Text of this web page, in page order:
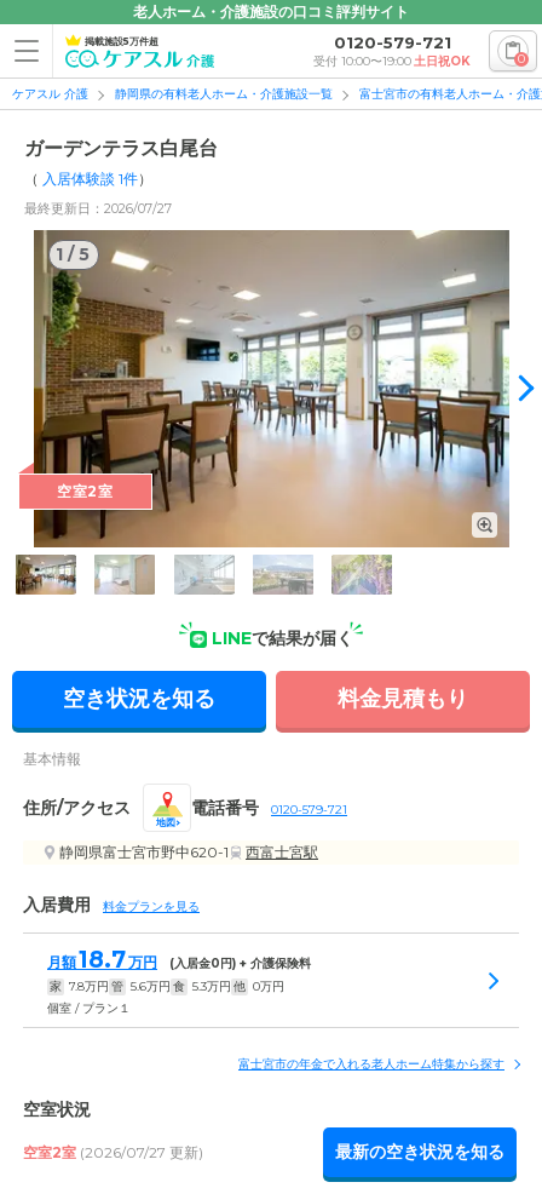
老人ホーム・介護施設の口コミ評判サイト
掲載施設5万件超 0120-579-721
受付 10:00〜19:00土日祝OK 0
ケアスル 介護 静岡県の有料老人ホーム・介護施設一覧 富士宮市の有料老人ホーム・介
ガーデンテラス白尾台
（ 入居体験談 1件）
最終更新日：2026/07/27
1 /5
1/
受付・エントランス: 明るく広々とした食堂でゆっくりとした
時間をお過ごしいただけます。
空室2室
LINEで結果が届く
空き状況を知る 料金見積もり
基本情報
住所/アクセス
地図
電話番号 0120-579-721
静岡県富士宮市野中620-1 西富士宮駅
入居費用 料金プランを見る
月額18.7万円 (入居金0 円) + 介護保険料
家 7.8万円 管 5.6万円 食 5.3万円 他 0万円
個室 / プラン１
富士宮市の年金で入れる老人ホーム特集から探す
空室状況
空室2室 (2026/07/27 更新) 最新の空き状況を知る